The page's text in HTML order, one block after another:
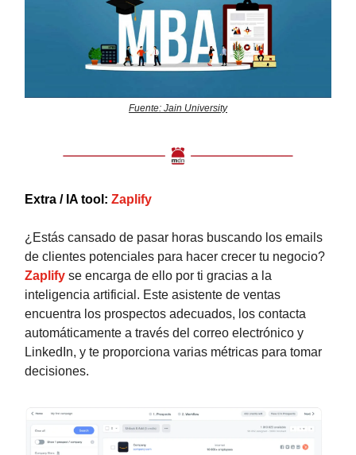
Fuente: Jain University
Extra / IA tool: Zaplify
¿Estás cansado de pasar horas buscando los emails
de clientes potenciales para hacer crecer tu negocio?
Zaplify se encarga de ello por ti gracias a la
inteligencia artificial. Este asistente de ventas
encuentra los prospectos adecuados, los contacta
automáticamente a través del correo electrónico y
LinkedIn, y te proporciona varias métricas para tomar
decisiones.